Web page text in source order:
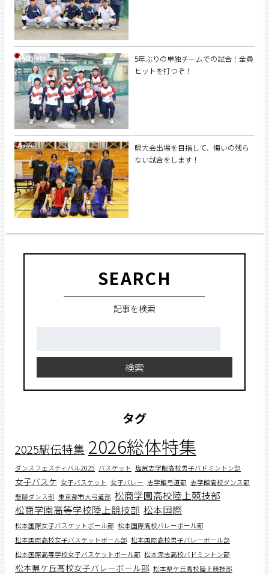
5年ぶりの単独チームでの試合！全員
ヒットを打つぞ！
県大会出場を目指して、悔いの残ら
ない試合をします！
SEARCH
記事を検索
検索
タグ
2025駅伝特集 2026総体特集
ダンスフェスティバル2025 バスケット 塩尻志学館高校男子バドミントン部
女子バスケ 女子バスケット 女子バレー 志学館弓道部 志学館高校ダンス部
懸陵ダンス部 東京都市大弓道部 松商学園高校陸上競技部
松商学園高等学校陸上競技部 松本国際
松本国際女子バスケットボール部 松本国際高校バレーボール部
松本国際高校女子バスケットボール部 松本国際高校男子バレーボール部
松本国際高等学校女子バスケットボール部 松本深志高校バドミントン部
松本県ケ丘高校女子バレーボール部 松本県ケ丘高校陸上競技部